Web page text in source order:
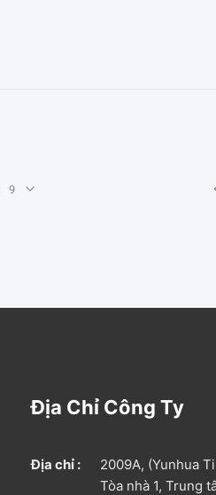
9
Địa Chỉ Công Ty
Địa chỉ :
2009A, (Yunhua
Tòa nhà 1, Trung